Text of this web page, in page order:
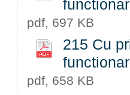
pdf, 697 KB
215 Cu
pdf, 658 KB